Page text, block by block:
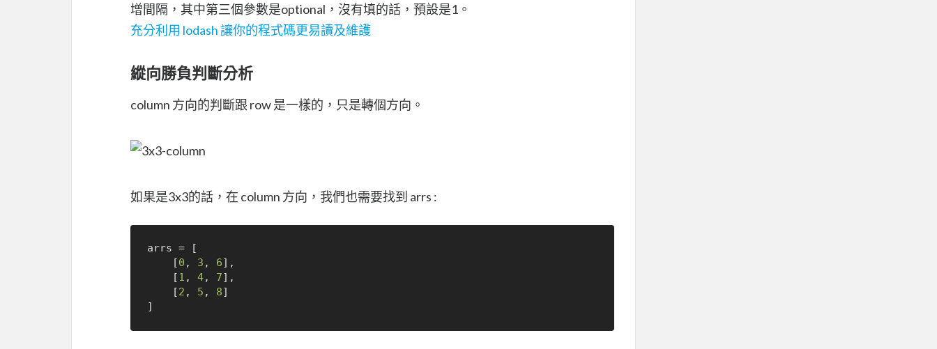
增間隔，其中第三個參數是optional，沒有填的話，預設是1。
充分利用 lodash 讓你的程式碼更易讀及維護
縱向勝負判斷分析
column 方向的判斷跟 row 是一樣的，只是轉個方向。
如果是3x3的話，在 column 方向，我們也需要找到 arrs :
arrs = [
	[
0 , 3 , 6],
	[
1 , 4, 7],
	[
2 , 5 , 8]